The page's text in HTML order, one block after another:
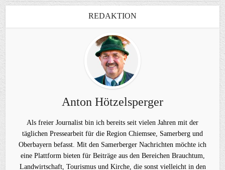
REDAKTION
Anton Hötzelsperger
Als freier Journalist bin ich bereits seit vielen Jahren mit der
täglichen Pressearbeit für die Region Chiemsee, Samerberg und
Oberbayern befasst. Mit den Samerberger Nachrichten möchte ich
eine Plattform bieten für Beiträge aus den Bereichen Brauchtum,
Landwirtschaft, Tourismus und Kirche, die sonst vielleicht in den